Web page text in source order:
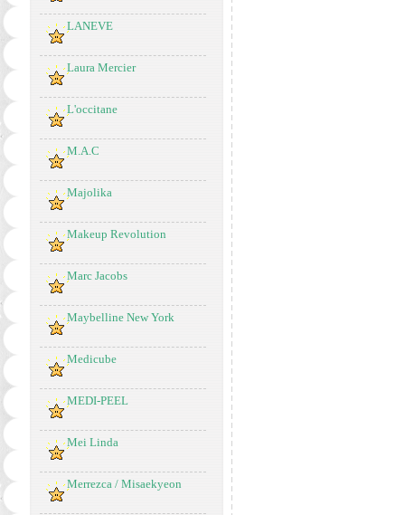
LANEVE
Laura Mercier
L'occitane
M.A.C
Majolika
Makeup Revolution
Marc Jacobs
Maybelline New York
Medicube
MEDI-PEEL
Mei Linda
Merrezca / Misaekyeon